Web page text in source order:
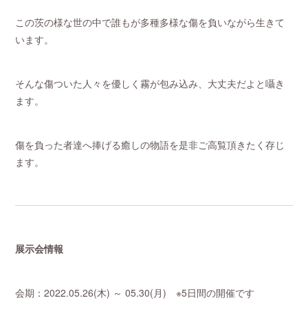
この茨の様な世の中で誰もが多種多様な傷を負いながら生きて
います。
そんな傷ついた人々を優しく霧が包み込み、大丈夫だよと囁き
ます。
傷を負った者達へ捧げる癒しの物語を是非ご高覧頂きたく存じ
ます。
展示会情報
会期：2022.05.26(木) ～ 05.30(月) ※5日間の開催です